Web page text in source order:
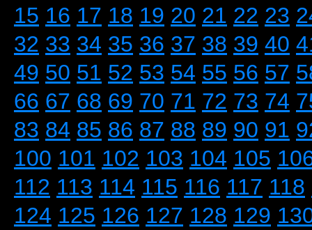
15 16 17 18 19 20 21 22 23
32 33 34 35 36 37 38 39 40
49 50 51 52 53 54 55 56 57
66 67 68 69 70 71 72 73 74
83 84 85 86 87 88 89 90 91
100 101 102 103 104 105
112 113 114 115 116 117 118
124 125 126 127 128 129